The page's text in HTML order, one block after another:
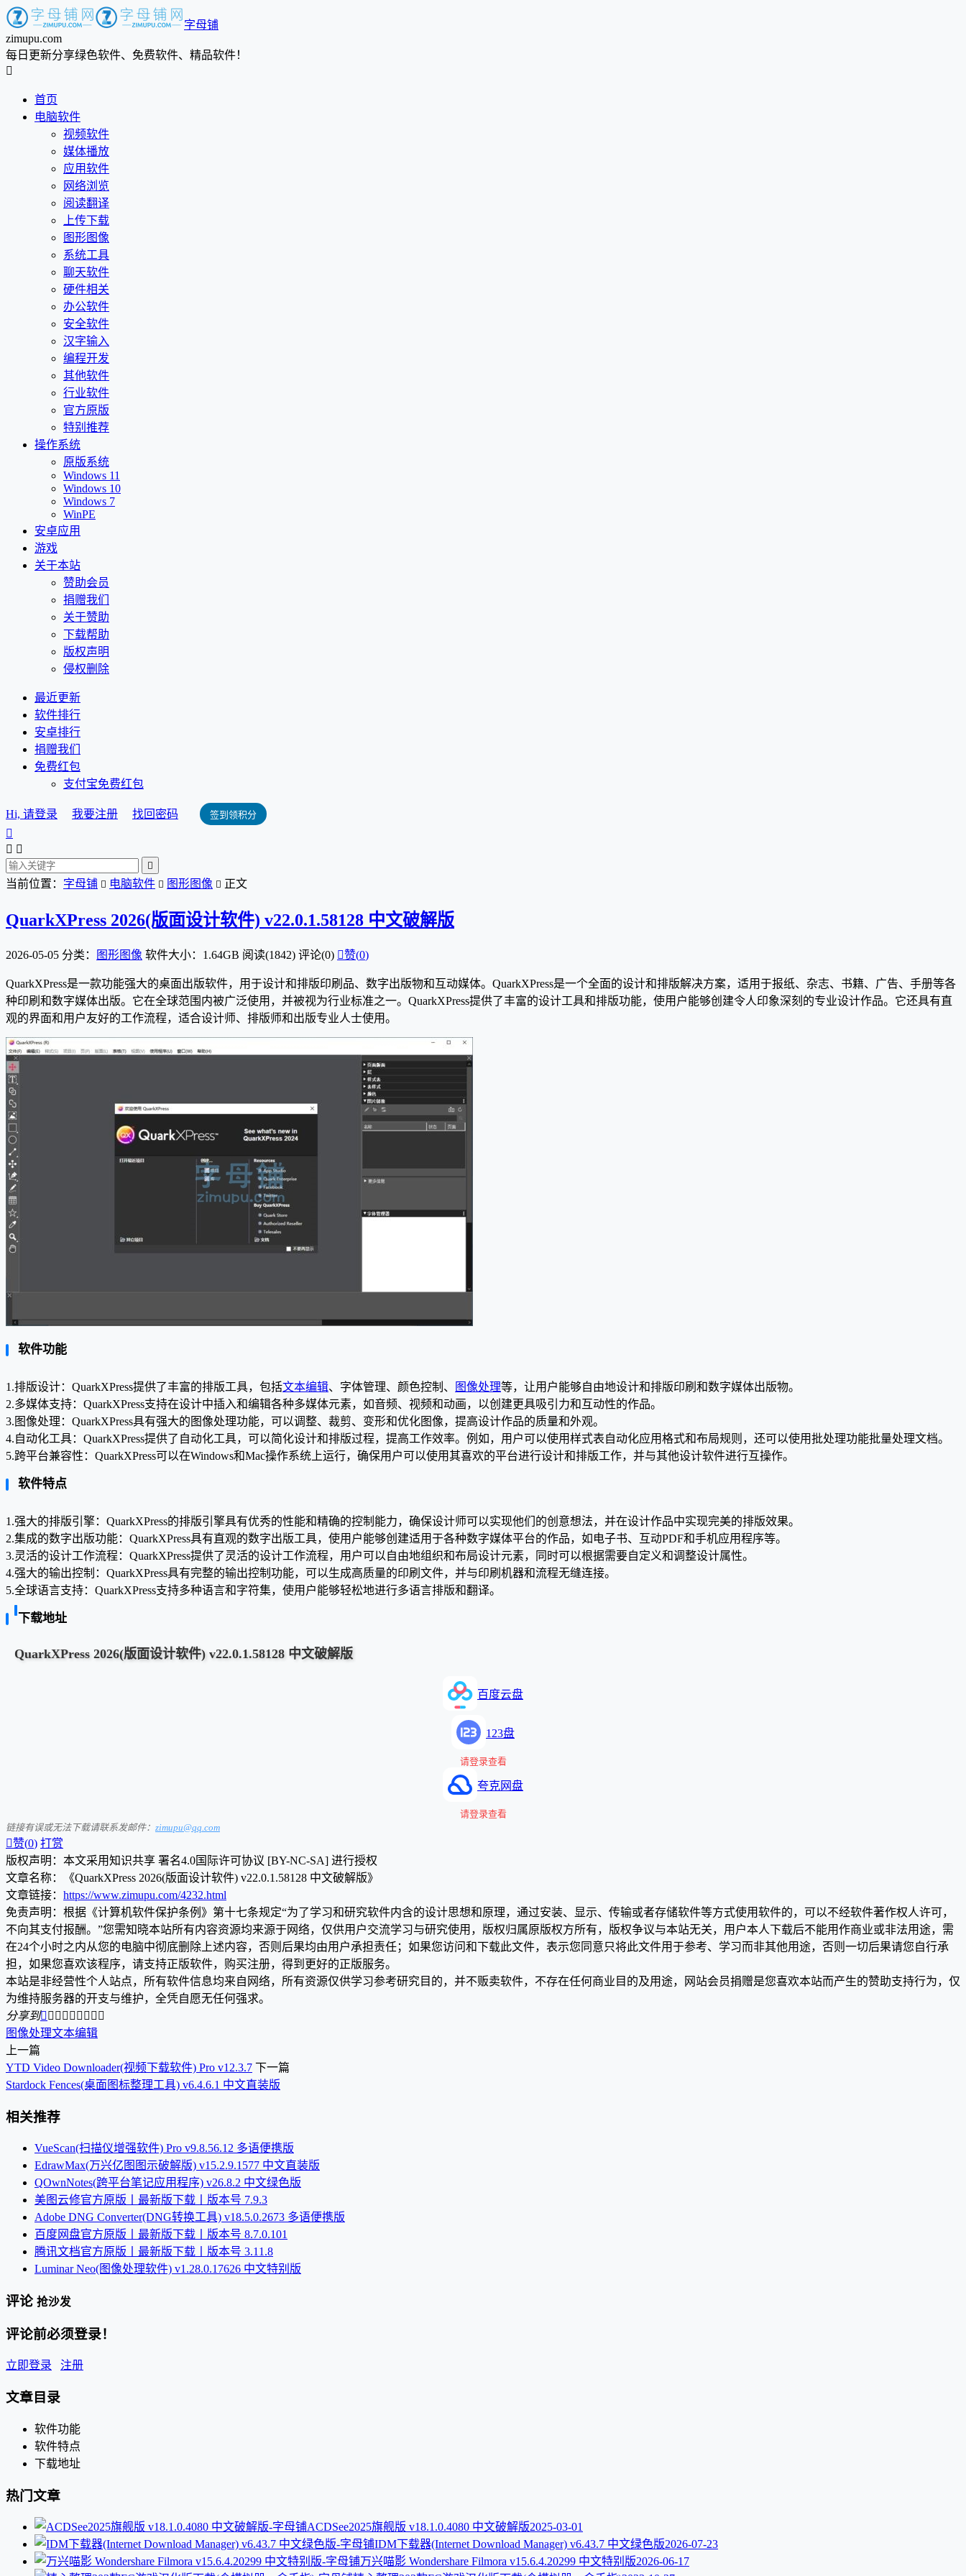
字母铺
zimupu.com
每日更新分享绿色软件、免费软件、精品软件！

首页
电脑软件
视频软件
媒体播放
应用软件
网络浏览
阅读翻译
上传下载
图形图像
系统工具
聊天软件
硬件相关
办公软件
安全软件
汉字输入
编程开发
其他软件
行业软件
官方原版
特别推荐
操作系统
原版系统
Windows 11
Windows 10
Windows 7
WinPE
安卓应用
游戏
关于本站
赞助会员
捐赠我们
关于赞助
下载帮助
版权声明
侵权删除
最近更新
软件排行
安卓排行
捐赠我们
免费红包
支付宝免费红包
Hi, 请登录 我要注册 找回密码 签到领积分

 

当前位置： 字母铺  电脑软件  图形图像  正文
QuarkXPress 2026(版面设计软件) v22.0.1.58128 中文破解版
2026-05-05 分类： 图形图像 软件大小：1.64GB 阅读(1842) 评论(0) 赞(0)
QuarkXPress是一款功能强大的桌面出版软件，用于设计和排版印刷品、数字出版物和互动媒体。QuarkXPress是一个全面的设计和排版解决方案，适用于报纸、杂志、书籍、广告、手册等各
种印刷和数字媒体出版。它在全球范围内被广泛使用，并被视为行业标准之一。QuarkXPress提供了丰富的设计工具和排版功能，使用户能够创建令人印象深刻的专业设计作品。它还具有直
观的界面和用户友好的工作流程，适合设计师、排版师和出版专业人士使用。
软件功能
1.排版设计：QuarkXPress提供了丰富的排版工具，包括文本编辑、字体管理、颜色控制、 图像处理等，让用户能够自由地设计和排版印刷和数字媒体出版物。
2.多媒体支持：QuarkXPress支持在设计中插入和编辑各种多媒体元素，如音频、视频和动画，以创建更具吸引力和互动性的作品。
3.图像处理：QuarkXPress具有强大的图像处理功能，可以调整、裁剪、变形和优化图像，提高设计作品的质量和外观。
4.自动化工具：QuarkXPress提供了自动化工具，可以简化设计和排版过程，提高工作效率。例如，用户可以使用样式表自动化应用格式和布局规则，还可以使用批处理功能批量处理文档。
5.跨平台兼容性：QuarkXPress可以在Windows和Mac操作系统上运行，确保用户可以使用其喜欢的平台进行设计和排版工作，并与其他设计软件进行互操作。
软件特点
1.强大的排版引擎：QuarkXPress的排版引擎具有优秀的性能和精确的控制能力，确保设计师可以实现他们的创意想法，并在设计作品中实现完美的排版效果。
2.集成的数字出版功能：QuarkXPress具有直观的数字出版工具，使用户能够创建适用于各种数字媒体平台的作品，如电子书、互动PDF和手机应用程序等。
3.灵活的设计工作流程：QuarkXPress提供了灵活的设计工作流程，用户可以自由地组织和布局设计元素，同时可以根据需要自定义和调整设计属性。
4.强大的输出控制：QuarkXPress具有完整的输出控制功能，可以生成高质量的印刷文件，并与印刷机器和流程无缝连接。
5.全球语言支持：QuarkXPress支持多种语言和字符集，使用户能够轻松地进行多语言排版和翻译。
下载地址
QuarkXPress 2026(版面设计软件) v22.0.1.58128 中文破解版
百度云盘
123盘
请登录查看
夸克网盘
请登录查看
链接有误或无法下载请联系发邮件： zimupu@qq.com
赞(0) 打赏
版权声明：本文采用知识共享 署名4.0国际许可协议 [BY-NC-SA] 进行授权
文章名称：《QuarkXPress 2026(版面设计软件) v22.0.1.58128 中文破解版》
文章链接： https://www.zimupu.com/4232.html
免责声明：根据《计算机软件保护条例》第十七条规定“为了学习和研究软件内含的设计思想和原理，通过安装、显示、传输或者存储软件等方式使用软件的，可以不经软件著作权人许可，
不向其支付报酬。”您需知晓本站所有内容资源均来源于网络，仅供用户交流学习与研究使用，版权归属原版权方所有，版权争议与本站无关，用户本人下载后不能用作商业或非法用途，需
在24个小时之内从您的电脑中彻底删除上述内容，否则后果均由用户承担责任；如果您访问和下载此文件，表示您同意只将此文件用于参考、学习而非其他用途，否则一切后果请您自行承
担，如果您喜欢该程序，请支持正版软件，购买注册，得到更好的正版服务。
本站是非经营性个人站点，所有软件信息均来自网络，所有资源仅供学习参考研究目的，并不贩卖软件，不存在任何商业目的及用途，网站会员捐赠是您喜欢本站而产生的赞助支持行为，仅
为维持服务器的开支与维护，全凭自愿无任何强求。
分享到        
图像处理文本编辑
上一篇
YTD Video Downloader(视频下载软件) Pro v12.3.7 下一篇
Stardock Fences(桌面图标整理工具) v6.4.6.1 中文直装版
相关推荐
VueScan(扫描仪增强软件) Pro v9.8.56.12 多语便携版
EdrawMax(万兴亿图图示破解版) v15.2.9.1577 中文直装版
QOwnNotes(跨平台笔记应用程序) v26.8.2 中文绿色版
美图云修官方原版丨最新版下载丨版本号 7.9.3
Adobe DNG Converter(DNG转换工具) v18.5.0.2673 多语便携版
百度网盘官方原版丨最新版下载丨版本号 8.7.0.101
腾讯文档官方原版丨最新版下载丨版本号 3.11.8
Luminar Neo(图像处理软件) v1.28.0.17626 中文特别版
评论 抢沙发
评论前必须登录！
立即登录 注册
文章目录
软件功能
软件特点
下载地址
热门文章
ACDSee2025旗舰版 v18.1.0.4080 中文破解版2025-03-01
IDM下载器(Internet Download Manager) v6.43.7 中文绿色版2026-07-23
万兴喵影 Wondershare Filmora v15.6.4.20299 中文特别版2026-06-17